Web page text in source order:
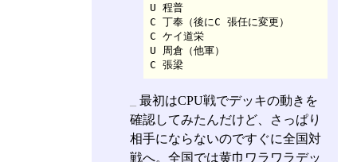
U 程普
C 丁奉（後にC 張任に変更）
C ケイ道栄
U 周倉（他軍）
C 張梁
最初はCPU戦でデッキの動きを
確認してみたんだけど、さっぱり
相手にならないのですぐに全国対
戦へ。全国では黄巾ワラワラデッ